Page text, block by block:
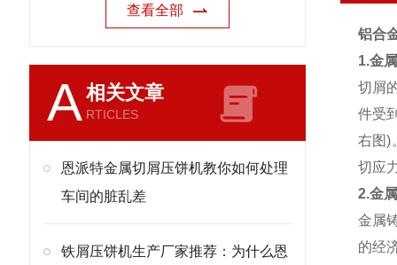
查看全部
A相关文章
RTICLES
恩派特金属切屑压饼机教你如何处理
车间的脏乱差
铁屑压饼机生产厂家推荐：为什么恩
铝合
1.金
切屑
件受
右图)
切应
2.金
金属
的经